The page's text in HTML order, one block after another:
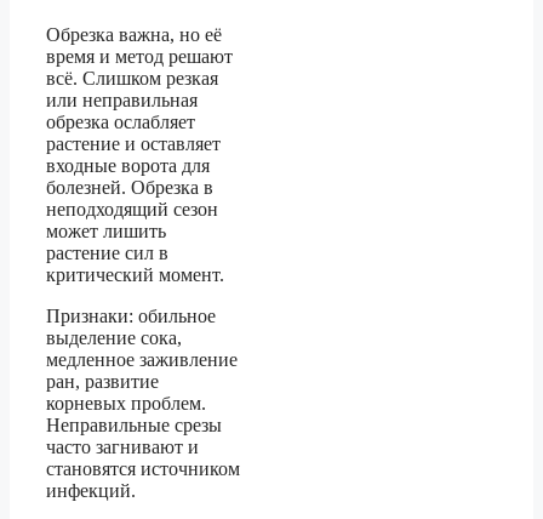
Обрезка важна, но её
время и метод решают
всё. Слишком резкая
или неправильная
обрезка ослабляет
растение и оставляет
входные ворота для
болезней. Обрезка в
неподходящий сезон
может лишить
растение сил в
критический момент.
Признаки: обильное
выделение сока,
медленное заживление
ран, развитие
корневых проблем.
Неправильные срезы
часто загнивают и
становятся источником
инфекций.